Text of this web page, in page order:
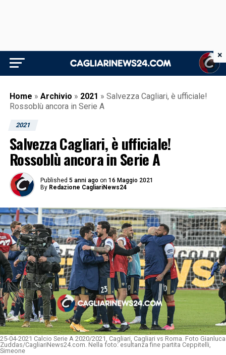
Home » Archivio » 2021 » Salvezza Cagliari, è ufficiale!
Rossoblù ancora in Serie A
2021
Salvezza Cagliari, è ufficiale!
Rossoblù ancora in Serie A
Published 5 anni ago on 16 Maggio 2021
By Redazione CagliariNews24
25-04-2021 Calcio Serie A 2020/2021, Cagliari, Cagliari vs Roma. Foto Gianluca
Zuddas/CagliariNews24.com. Nella foto: esultanza fine partita Ceppitelli,
Simeone
×